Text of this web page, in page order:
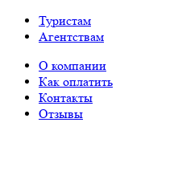
Туристам
Агентствам
О компании
Как оплатить
Контакты
Отзывы